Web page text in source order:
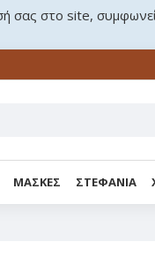
σας στο site,
ΜΑΣΚΕΣ ΣΤΕΦΑΝΙΑ